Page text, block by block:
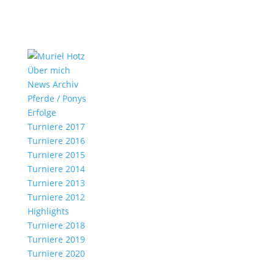
Über mich
News Archiv
Pferde / Ponys
Erfolge
Turniere 2017
Turniere 2016
Turniere 2015
Turniere 2014
Turniere 2013
Turniere 2012
Highlights
Turniere 2018
Turniere 2019
Turniere 2020